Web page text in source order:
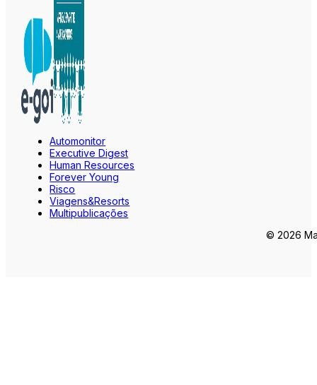
Automonitor
Executive Digest
Human Resources
Forever Young
Risco
Viagens&Resorts
Multipublicações
© 2026